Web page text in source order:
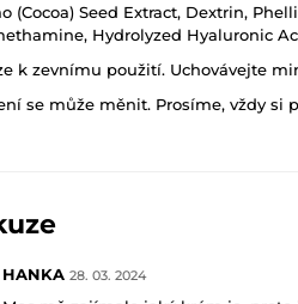
(Cocoa) Seed Extract, Dextrin,
Hydrolyzed Hyaluronic
k zevnímu použití. Uchovávejte
se může měnit. Prosíme, vždy
HANKA 28. 03. 2024